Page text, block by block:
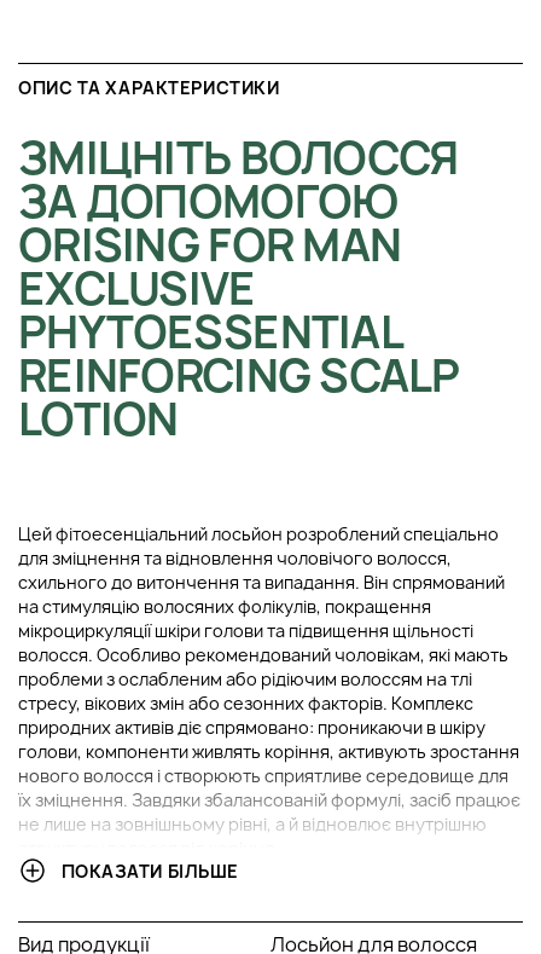
ОПИС ТА ХАРАКТЕРИСТИКИ
ЗМІЦНІТЬ ВОЛОССЯ
ЗА ДОПОМОГОЮ
ORISING FOR MAN
EXCLUSIVE
PHYTOESSENTIAL
REINFORCING SCALP
LOTION
Цей фітоесенціальний лосьйон розроблений спеціально
для зміцнення та відновлення чоловічого волосся,
схильного до витончення та випадання. Він спрямований
на стимуляцію волосяних фолікулів, покращення
мікроциркуляції шкіри голови та підвищення щільності
волосся. Особливо рекомендований чоловікам, які мають
проблеми з ослабленим або рідіючим волоссям на тлі
стресу, вікових змін або сезонних факторів. Комплекс
природних активів діє спрямовано: проникаючи в шкіру
голови, компоненти живлять коріння, активують зростання
нового волосся і створюють сприятливе середовище для
їх зміцнення. Завдяки збалансованій формулі, засіб працює
не лише на зовнішньому рівні, а й відновлює внутрішню
ПОКАЗАТИ БІЛЬШЕ
Вид продукції
Лосьйон для волосся